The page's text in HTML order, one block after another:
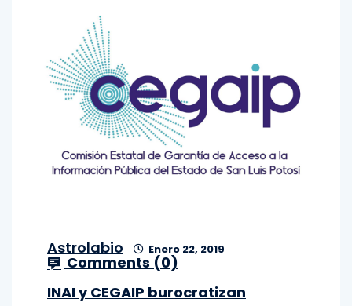
Astrolabio Enero 22, 2019
Comments (0)
INAI y CEGAIP burocratizan